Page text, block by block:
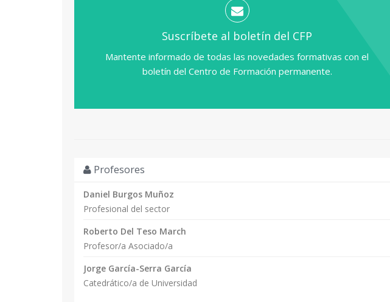
Suscríbete al boletín del CFP
Mantente informado de todas las novedades formativas con el
boletín del Centro de Formación permanente.
Profesores
Daniel Burgos Muñoz
Profesional del sector
Roberto Del Teso March
Profesor/a Asociado/a
Jorge García-Serra García
Catedrático/a de Universidad